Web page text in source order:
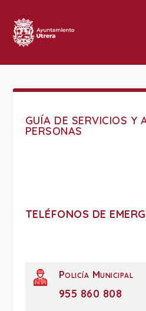
GUÍA DE SERVICIOS Y
PERSONAS
TELÉFONOS DE
Policía Municipal
955 860 808